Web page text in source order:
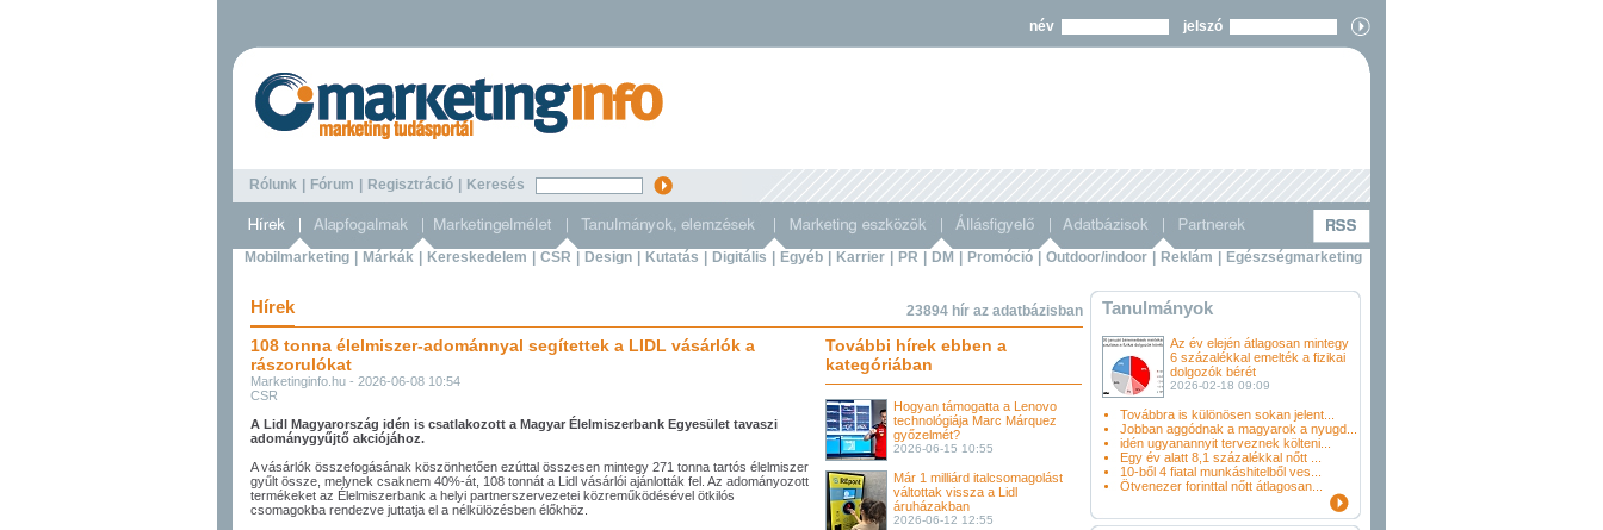
név jelszó
Rólunk Fórum Regisztráció Keresés
Mobilmarketing Márkák Kereskedelem CSR Design Kutatás Digitális Egyéb Karrier PR DM Promóció Outdoor/indoor Reklám Egészségmarketing
Hírek 23894 hír az adatbázisban Tanulmányok
108 tonna élelmiszer-adománnyal segítettek a LIDL vásárlók a
rászorulókat
Marketinginfo.hu - 2026-06-08 10:54
CSR
A Lidl Magyarország idén is csatlakozott a Magyar Élelmiszerbank Egyesület tavaszi
adománygyűjtő akciójához.
A vásárlók összefogásának köszönhetően ezúttal összesen mintegy 271 tonna tartós élelmiszer
gyűlt össze, melynek csaknem 40%-át, 108 tonnát a Lidl vásárlói ajánlották fel. Az adományozott
termékeket az Élelmiszerbank a helyi partnerszervezetei közreműködésével ötkilós
csomagokba rendezve juttatja el a nélkülözésben élőkhöz.
További hírek ebben a
kategóriában
Hogyan támogatta a Lenovo
technológiája Marc Márquez
győzelmét?
2026-06-15 10:55
Már 1 milliárd italcsomagolást
váltottak vissza a Lidl
áruházakban
2026-06-12 12:55
Az év elején átlagosan mintegy
6 százalékkal emelték a fizikai
dolgozók bérét
2026-02-18 09:09
Továbbra is különösen sokan jelent...
Jobban aggódnak a magyarok a nyugd...
idén ugyanannyit terveznek költeni...
Egy év alatt 8,1 százalékkal nőtt ...
10-ből 4 fiatal munkáshitelből ves...
Ötvenezer forinttal nőtt átlagosan...